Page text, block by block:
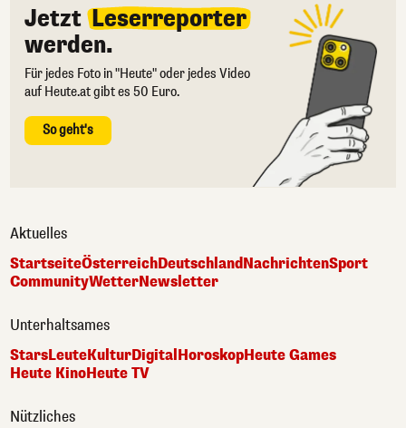
Jetzt Leserreporter
werden.
Für jedes Foto in "Heute" oder jedes Video
auf Heute.at gibt es 50 Euro.
So geht's
Aktuelles
StartseiteÖsterreichDeutschlandNachrichtenSport
CommunityWetterNewsletter
Unterhaltsames
StarsLeuteKulturDigital HoroskopHeute Games
Heute KinoHeute TV
Nützliches